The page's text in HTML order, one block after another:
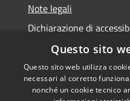
Note legali
Dichiarazione di
Questo sito
Questo sito web utilizza
necessari al corretto
nonché un cookie tecnico